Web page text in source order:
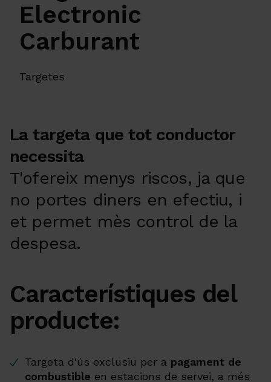
Electronic
Carburant
Targetes
La targeta que tot conductor
necessita
T'ofereix menys riscos, ja que
no portes diners en efectiu, i
et permet mès control de la
despesa.
Característiques del
producte:
Targeta d'ús exclusiu per a pagament de
combustible en estacions de servei, a més